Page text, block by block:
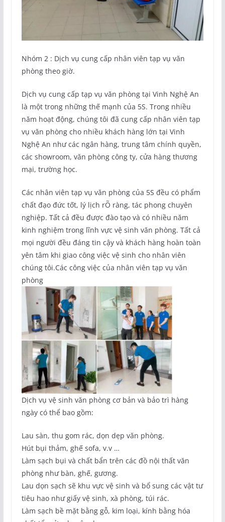
Nhóm 2 : Dịch vụ cung cấp nhân viên tạp vụ văn
phòng theo giờ.
Dịch vụ cung cấp tạp vụ văn phòng tại Vinh Nghệ An
là một trong những thế mạnh của 5S. Trong nhiều
năm hoạt động, chúng tôi đã cung cấp nhân viên tạp
vụ văn phòng cho nhiều khách hàng lớn tại Vinh
Nghệ An như các ngân hàng, trung tâm chính quyền,
các showroom, văn phòng công ty, cửa hàng thương
mại, trường học.
Các nhân viên tạp vụ văn phòng của 5S đều có phẩm
chất đạo đức tốt, lý lịch rÕ ràng, tác phong chuyên
nghiệp. Tất cả đều được đào tạo và có nhiều năm
kinh nghiệm trong lĩnh vực vệ sinh văn phòng. Tất cả
mọi người đều đáng tin cậy và khách hàng hoàn toàn
yên tâm khi giao công việc vệ sinh cho nhân viên
chúng tôi.Các công việc của nhân viên tạp vụ văn
phòng
Dịch vụ vệ sinh văn phòng cơ bản và bảo trì hàng
ngày có thể bao gồm:
Lau sàn, thu gom rác, dọn dẹp văn phòng.
Hút bụi thảm, ghế sofa, v.v …
Làm sạch bụi và chất bẩn trên các đồ nội thất văn
phòng như bàn, ghế, gương.
Lau dọn sạch sẽ khu vực vệ sinh và bổ sung các vật tư
tiêu hao như giấy vệ sinh, xà phòng, túi rác.
Làm sạch bề mặt bằng gỗ, kim loại, kính bằng hóa